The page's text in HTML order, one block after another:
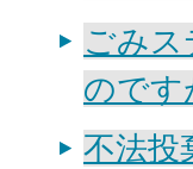
ごみ
のです
不法投